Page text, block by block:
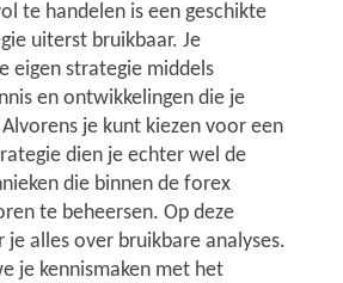
brokers
Handel in CFD's
te handelen is een geschikte
uiterst bruikbaar. Je
eigen strategie middels
en ontwikkelingen die je
je kunt kiezen voor een
dien je echter wel de
die binnen de forex
te beheersen. Op deze
je alles over bruikbare analyses.
je kennismaken met het